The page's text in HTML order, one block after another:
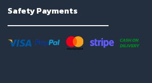
Safety Payments